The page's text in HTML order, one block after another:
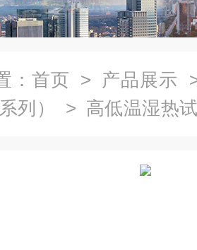
： 首页 > 产品展示
列）
> 高低温湿热